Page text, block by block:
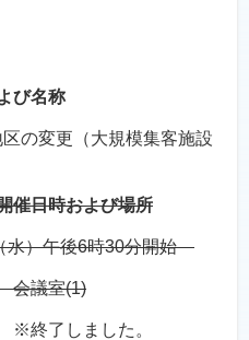
び名称
の変更（大規模集客施設
催日時および場所
水）午後6時30分開始
会議室(1)
終了しました。